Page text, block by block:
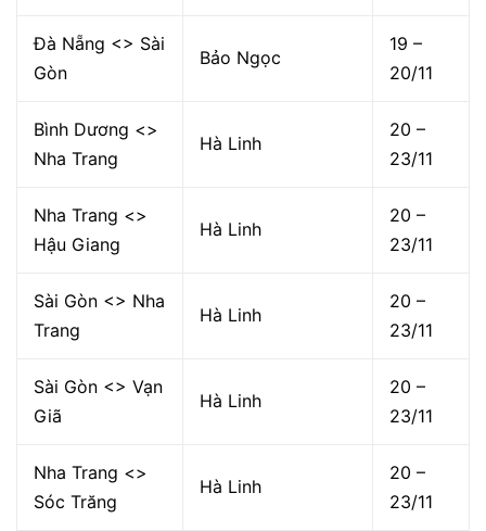
Đà Nẵng <> Sài
Gòn
Bảo Ngọc
19 –
20/11
Bình Dương <>
Nha Trang
Hà Linh
20 –
23/11
Nha Trang <>
Hậu Giang
Hà Linh
20 –
23/11
Sài Gòn <> Nha
Trang
Hà Linh
20 –
23/11
Sài Gòn <> Vạn
Giã
Hà Linh
20 –
23/11
Nha Trang <>
Sóc Trăng
Hà Linh
20 –
23/11